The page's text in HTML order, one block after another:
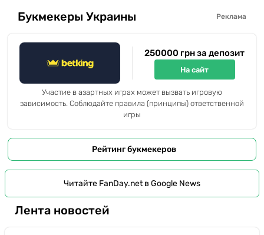
Букмекеры Украины Реклама
250000 грн за депозит
На сайт
Участие в азартных играх может вызвать игровую
зависимость. Соблюдайте правила (принципы) ответственной
игры
Рейтинг букмекеров
Читайте FanDay.net в Google News
Лента новостей